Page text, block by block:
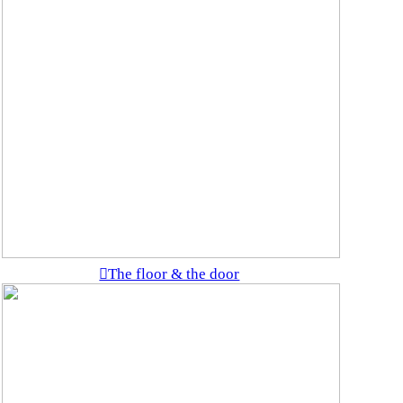
︎The floor & the door